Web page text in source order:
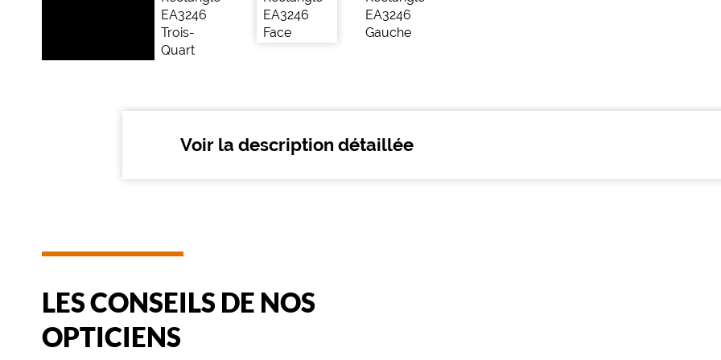
Voir la description détaillée
Matière
LES CONSEILS DE NOS
OPTICIENS